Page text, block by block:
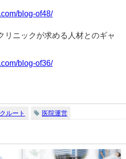
blog-of48/
リニックが求める人材とのギャ
blog-of36/
ルート 医院運営